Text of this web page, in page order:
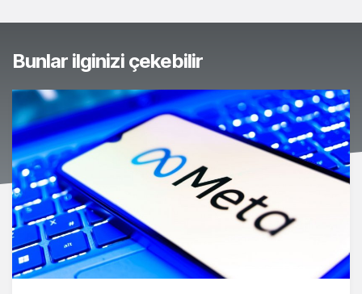
Bunlar ilginizi çekebilir